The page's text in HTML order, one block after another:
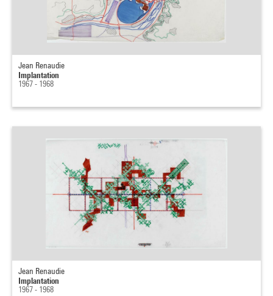
Jean Renaudie
Implantation
1967 - 1968
Jean Renaudie
Implantation
1967 - 1968